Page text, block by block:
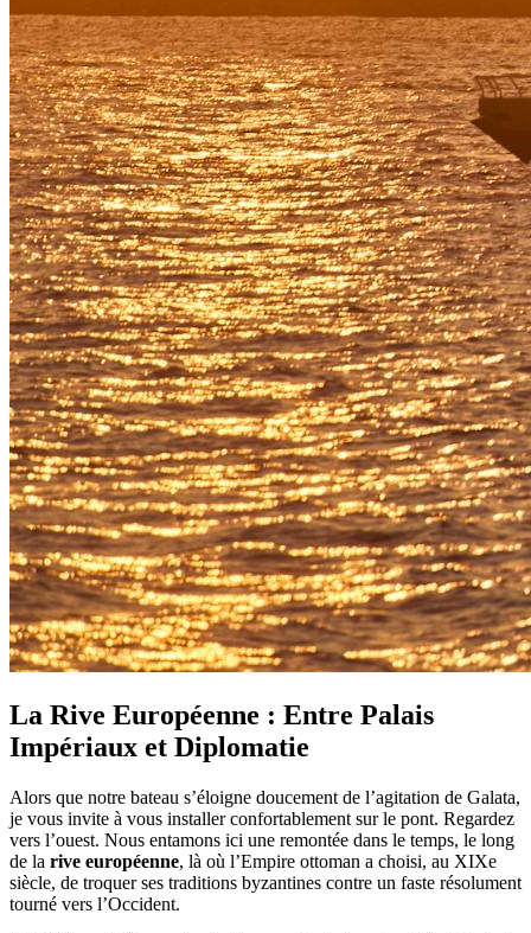
La Rive Européenne : Entre Palais
Impériaux et Diplomatie
Alors que notre bateau s’éloigne doucement de l’agitation de Galata,
je vous invite à vous installer confortablement sur le pont. Regardez
vers l’ouest. Nous entamons ici une remontée dans le temps, le long
de la rive européenne, là où l’Empire ottoman a choisi, au XIXe
siècle, de troquer ses traditions byzantines contre un faste résolument
tourné vers l’Occident.